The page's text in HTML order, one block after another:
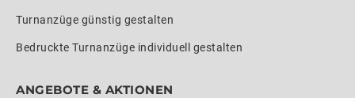
Turnanzüge günstig gestalten
Bedruckte Turnanzüge individuell gestalten
ANGEBOTE & AKTIONEN